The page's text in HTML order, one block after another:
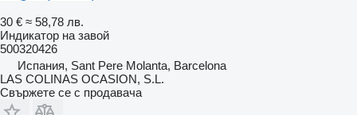
30 € ≈ 58,78 лв.
Индикатор на завой
500320426
Испания, Sant Pere Molanta, Barcelona
LAS COLINAS OCASION, S.L.
Свържете се с продавача